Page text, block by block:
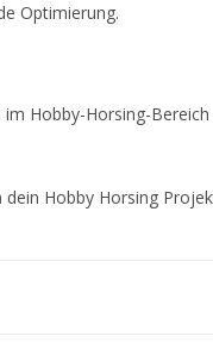
Optimierung.
Hobby-Horsing-
dein Hobby Horsing